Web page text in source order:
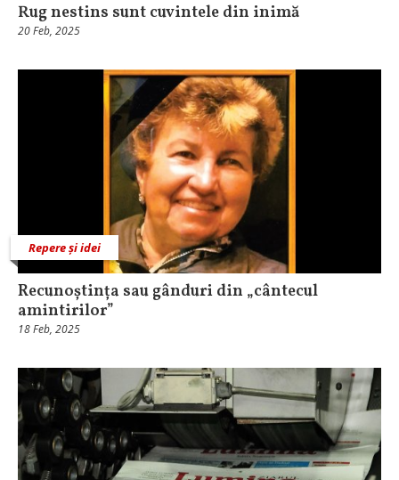
Rug nestins sunt cuvintele din inimă
20 Feb, 2025
Repere și idei
Recunoștința sau gânduri din „cântecul
amintirilor”
18 Feb, 2025